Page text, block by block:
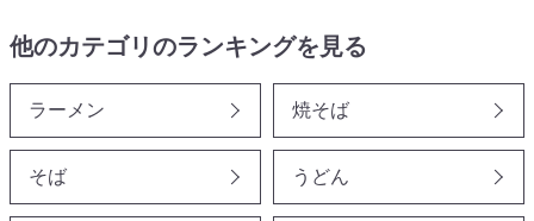
他のカテゴリのランキングを見る
ラーメン 焼そば
そば うどん